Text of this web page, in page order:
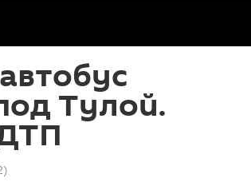
Тулой.
)